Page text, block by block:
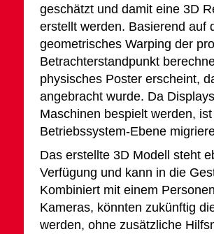
geschätzt und damit eine 3D
erstellt werden. Basierend auf
geometrisches Warping der
Betrachterstandpunkt
physisches Poster erscheint,
angebracht wurde. Da
Maschinen bespielt werden,
Betriebssystem-Ebene
Das erstellte 3D Modell steht
Verfügung und kann in die
Kombiniert mit einem
Kameras, könnten zukünftig
werden, ohne zusätzliche